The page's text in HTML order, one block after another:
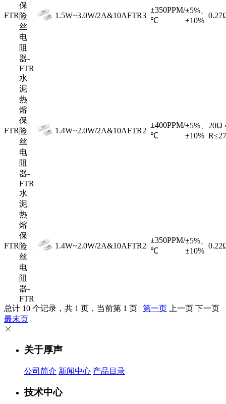
FTR
保
险
丝
电
阻
器-
FTR
1.5W~3.0W/2A&10AFTR3
±350PPM/
℃
±5%、
±10%
FTR
水
泥
热
熔
保
险
丝
电
阻
器-
FTR
1.4W~2.0W/2A&10AFTR2
±400PPM/
℃
±5%、
±10%
20Ω
FTR
水
泥
热
熔
保
险
丝
电
阻
器-
FTR
1.4W~2.0W/2A&10AFTR2
±350PPM/
℃
±5%、
±10%
总计 10 个记录，共 1 页，当前第 1 页 | 第一页 上一页 下一页
最末页
关于厚声
公司简介 新闻中心 产品目录
技术中心